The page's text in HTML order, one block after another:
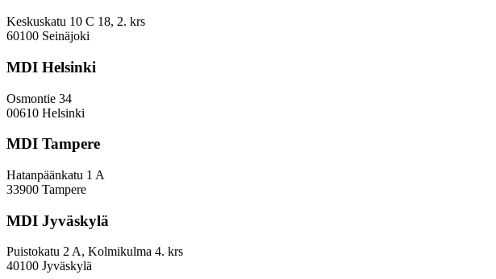
EVP-
indeksissä?
Keskuskatu 10 C 18, 2. krs
60100 Seinäjoki
MDI Helsinki
Osmontie 34
00610 Helsinki
MDI Tampere
Hatanpäänkatu 1 A
33900 Tampere
MDI Jyväskylä
Puistokatu 2 A, Kolmikulma 4. krs
40100 Jyväskylä